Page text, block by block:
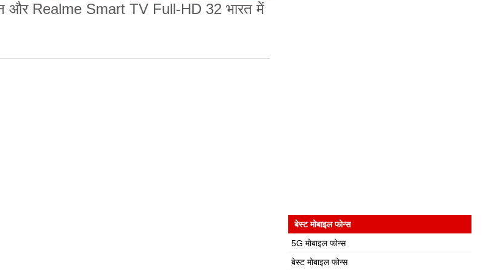
और Realme Smart TV Full-HD 32 भारत में
बेस्ट मोबाइल फोन्स
5G मोबाइल फोन्स
बेस्ट मोबाइल फोन्स